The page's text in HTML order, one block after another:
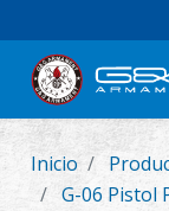
Nuevo producto
Inicio
G-06 Pistol